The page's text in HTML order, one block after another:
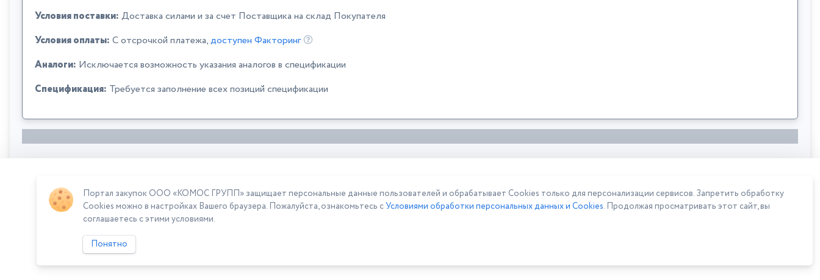
Условия поставки: Доставка силами и за счет Поставщика на склад Покупателя
Условия оплаты: C отсрочкой платежа,доступен Факторинг
Аналоги: Исключается возможность указания аналогов в спецификации
Спецификация: Требуется заполнение всех позиций спецификации
Сумма лота: 231 884,47 ₽
Портал закупок ООО «КОМОС ГРУПП» защищает персональные данные пользователей и обрабатывает Cookies только для персонализации сервисов. Запретить обработку
Cookies можно в настройках Вашего браузера. Пожалуйста, ознакомьтесь сУсловиями обработки персональных данных и Cookies. Продолжая просматривать этот сайт, вы
соглашаетесь с этими условиями.
Понятно